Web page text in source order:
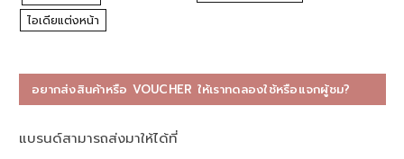
ไอเดียแต่งหน้า
อยากส่งสินค้าหรือ VOUCHER ให้เราทดลองใช้หรือแจกผู้ชม?
แบรนด์สามารถส่งมาให้ได้ที่